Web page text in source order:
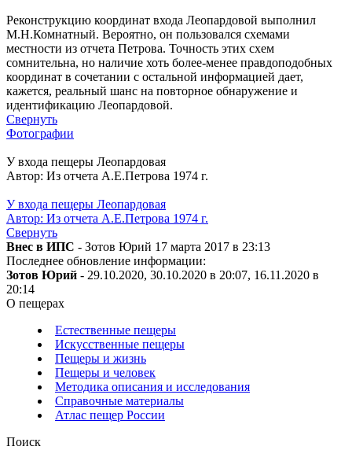
Реконструкцию координат входа Леопардовой выполнил
М.Н.Комнатный. Вероятно, он пользовался схемами
местности из отчета Петрова. Точность этих схем
сомнительна, но наличие хоть более-менее правдоподобных
координат в сочетании с остальной информацией дает,
кажется, реальный шанс на повторное обнаружение и
идентификацию Леопардовой.
Свернуть
Фотографии
У входа пещеры Леопардовая
Автор: Из отчета А.Е.Петрова 1974 г.
У входа пещеры Леопардовая
Автор: Из отчета А.Е.Петрова 1974 г.
Свернуть
Внес в ИПС - Зотов Юрий 17 марта 2017 в 23:13
Последнее обновление информации:
Зотов Юрий - 29.10.2020, 30.10.2020 в 20:07, 16.11.2020 в
20:14
О пещерах
Естественные пещеры
Искусственные пещеры
Пещеры и жизнь
Пещеры и человек
Методика описания и исследования
Справочные материалы
Атлас пещер России
Поиск